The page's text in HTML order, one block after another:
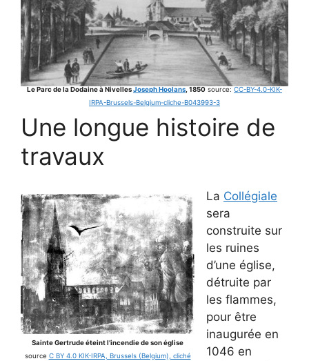
Le Parc de la Dodaine à NivellesJoseph Hoolans, 1850 source: CC-BY-4.0-KIK-
IRPA-Brussels-Belgium-cliche-B043993-3
Une longue histoire de
travaux
Sainte Gertrude éteint l’incendie de son église
source C BY 4.0 KIK-IRPA, Brussels (Belgium), cliché
La Collégiale
sera
construite sur
les ruines
d’une église,
détruite par
les flammes,
pour être
inaugurée en
1046 en